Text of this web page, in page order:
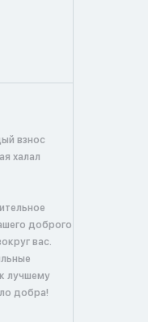
взнос
халал
доброго
вас.
лучшему
добра!